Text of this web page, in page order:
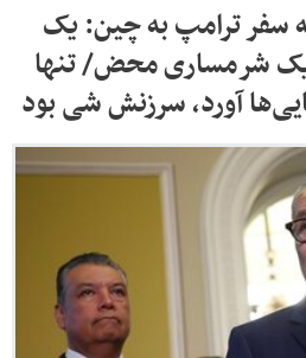
ترامپ به چین: یک
یک شرمساری محض/ تنها
آورد، سرزنش شی بود